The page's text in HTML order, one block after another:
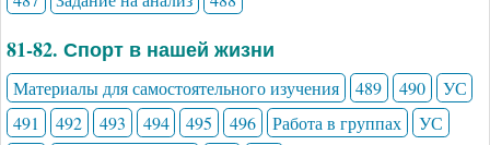
81-82. Спорт в нашей жизни
Материалы для самостоятельного изучения 489 490
УС
491
492 493 494 495 496 Работа в группах
УС